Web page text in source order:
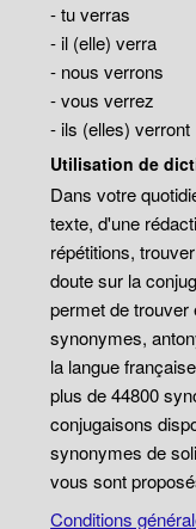
- tu verras
- il (elle) verra
- nous verrons
- vous verrez
- ils (elles) verront
Utilisation de
Dans votre
texte, d'une
répétitions,
doute sur la
permet de trouver
synonymes,
la langue
plus de 44800
conjugaisons
synonymes de
vous sont
Conditions